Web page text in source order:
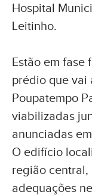
Hospital
Leitinho.
Estão em fase
prédio que
Poupatempo
viabilizadas
anunciadas
O edifício
região central,
adequações